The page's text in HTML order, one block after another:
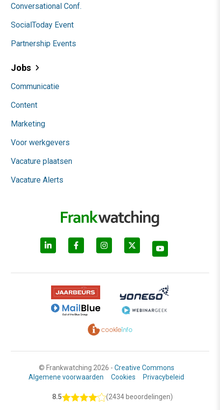
Conversational Conf.
SocialToday Event
Partnership Events
Jobs
Communicatie
Content
Marketing
Voor werkgevers
Vacature plaatsen
Vacature Alerts
© Frankwatching 2026 - Creative Commons
Algemene voorwaarden
Cookies Privacybeleid
8.5 (2434 beoordelingen)